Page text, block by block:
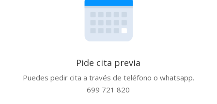
Pide cita previa
Puedes pedir cita a través de teléfono o whatsapp.
699 721 820